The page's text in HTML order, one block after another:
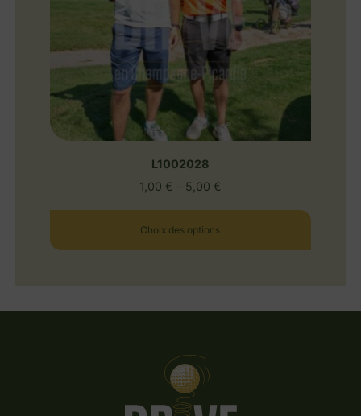
L1002028
1,00 € – 5,00 €
Choix des options